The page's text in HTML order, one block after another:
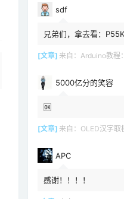
sdf
兄弟们，拿去看：
[文章] 来自： Arduino教程：
5000亿分的笑容
🆗
[文章] 来自： OLED汉字取模软
APC
感谢！！！！